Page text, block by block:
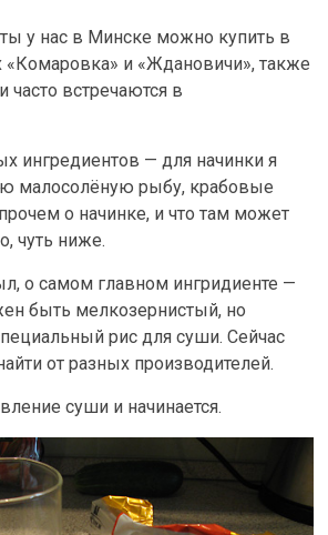
у нас в Минске можно купить в
«Комаровка» и «Ждановичи», также
часто встречаются в
ингредиентов — для начинки я
малосолёную рыбу, крабовые
о начинке, и что там может
чуть ниже.
о самом главном ингридиенте —
быть мелкозернистый, но
рис для суши. Сейчас
от разных производителей.
суши и начинается.